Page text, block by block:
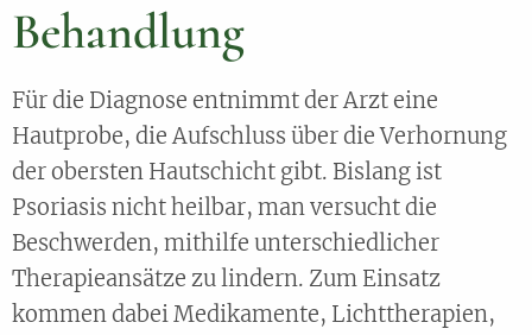
Behandlung
Für die Diagnose entnimmt der Arzt eine
Hautprobe, die Aufschluss über die Verhornung
der obersten Hautschicht gibt. Bislang ist
Psoriasis nicht heilbar, man versucht die
Beschwerden, mithilfe unterschiedlicher
Therapieansätze zu lindern. Zum Einsatz
kommen dabei Medikamente, Lichttherapien,